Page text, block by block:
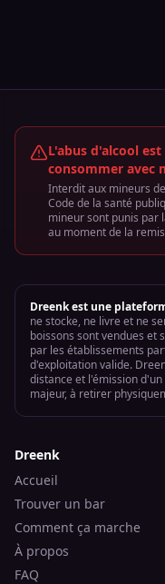
L'abus d'alcool
consommer avec
Interdit aux mineurs
Code de la santé
mineur sont punis par
au moment de la
Dreenk est une
ne stocke, ne livre et ne
boissons sont vendues et
par les établissements
d'exploitation valide.
distance et l'émission
majeur, à retirer
Dreenk
Accueil
Trouver un bar
Comment ça marche
À propos
FAQ